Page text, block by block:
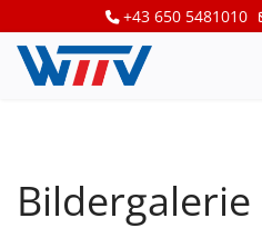
+43 650 5481010
Bildergalerie